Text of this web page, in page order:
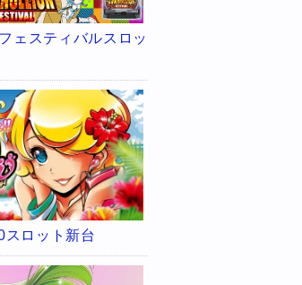
ェスティバルスロッ
スロット新台